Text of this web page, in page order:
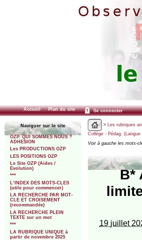
Accueil Plan du site Se connecter
Naviguer sur le site
OZP. QUI SOMMES NOUS ?
ADHESION
Les PRODUCTIONS OZP
LES POSITIONS OZP
Le Site OZP (Aides /
Evolution)
***
L’INDEX DES MOTS-CLES
(utile pour commencer)
LA RECHERCHE PAR MOT-
CLE ET CROISEMENT
(recommandée)
LA RECHERCHE PLEIN
TEXTE sur un mot
***
LA RUBRIQUE UNIQUE à
partir de novembre 2025
> Les rubriques
Collège - Pédag.
Voir à gauche les mots-
B*
19 juillet